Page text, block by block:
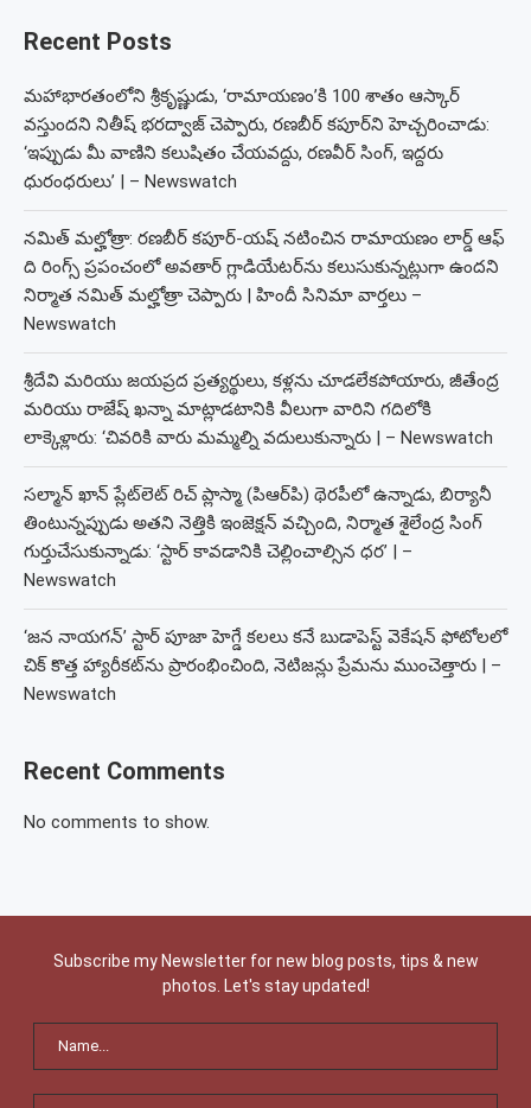
Recent Posts
మహాభారతంలోని శ్రీకృష్ణుడు, ‘రామాయణం’కి 100 శాతం ఆస్కార్
వస్తుందని నితీష్ భరద్వాజ్ చెప్పారు, రణబీర్ కపూర్‌ని హెచ్చరించాడు:
‘ఇప్పుడు మీ వాణిని కలుషితం చేయవద్దు, రణవీర్ సింగ్, ఇద్దరు
ధురంధరులు’ | – Newswatch
నమిత్ మల్హోత్రా: రణబీర్ కపూర్-యష్ నటించిన రామాయణం లార్డ్ ఆఫ్
ది రింగ్స్ ప్రపంచంలో అవతార్ గ్లాడియేటర్‌ను కలుసుకున్నట్లుగా ఉందని
నిర్మాత నమిత్ మల్హోత్రా చెప్పారు | హిందీ సినిమా వార్తలు –
Newswatch
శ్రీదేవి మరియు జయప్రద ప్రత్యర్థులు, కళ్లను చూడలేకపోయారు, జీతేంద్ర
మరియు రాజేష్ ఖన్నా మాట్లాడటానికి వీలుగా వారిని గదిలోకి
లాక్కెళ్లారు: ‘చివరికి వారు మమ్మల్ని వదులుకున్నారు | – Newswatch
సల్మాన్ ఖాన్ ప్లేట్‌లెట్ రిచ్ ప్లాస్మా (పిఆర్‌పి) థెరపీలో ఉన్నాడు, బిర్యానీ
తింటున్నప్పుడు అతని నెత్తికి ఇంజెక్షన్ వచ్చింది, నిర్మాత శైలేంద్ర సింగ్
గుర్తుచేసుకున్నాడు: ‘స్టార్ కావడానికి చెల్లించాల్సిన ధర’ | –
Newswatch
‘జన నాయగన్’ స్టార్ పూజా హెగ్డే కలలు కనే బుడాపెస్ట్ వెకేషన్ ఫోటోలలో
చిక్ కొత్త హ్యారీకట్‌ను ప్రారంభించింది, నెటిజన్లు ప్రేమను ముంచెత్తారు | –
Newswatch
Recent Comments
No comments to show.
Subscribe my Newsletter for new blog posts, tips & new
photos. Let's stay updated!